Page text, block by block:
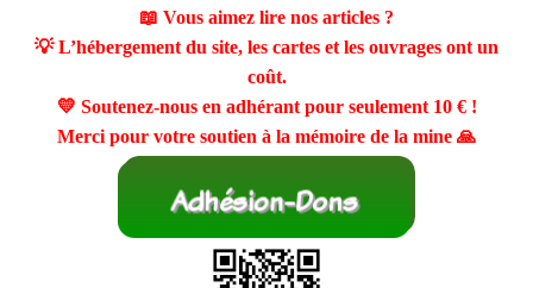
📖 Vous aimez lire nos articles ?
💡 L’hébergement du site, les cartes et les ouvrages ont un
coût.
💛 Soutenez-nous en adhérant pour seulement 10 €!
Merci pour votre soutien à la mémoire de la mine 🙏